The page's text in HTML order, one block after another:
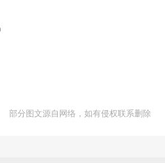
部分图文源自网络，如有侵权联系删除